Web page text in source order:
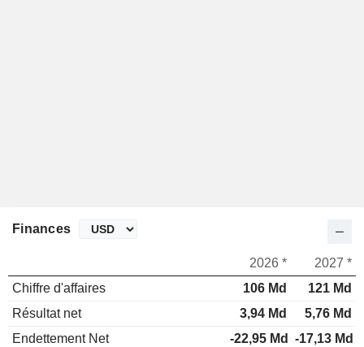
Finances
2026 *
2027 *
Chiffre d'affaires
106 Md
121 Md
Résultat net
3,94 Md
5,76 Md
Endettement Net
-22,95 Md -17,13 Md